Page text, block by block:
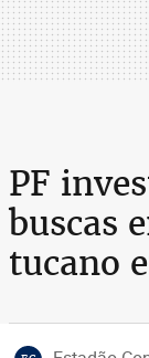
PF
buscas
tucano